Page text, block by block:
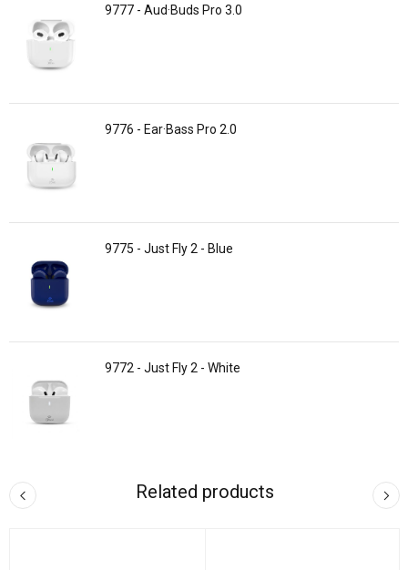
9777 - Aud·Buds Pro 3.0
9776 - Ear·Bass Pro 2.0
9775 - Just Fly 2 - Blue
9772 - Just Fly 2 - White
Related products